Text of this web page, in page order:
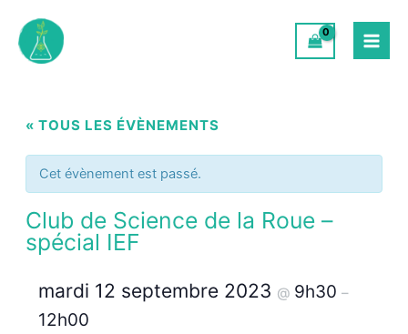
contenu
« TOUS LES ÉVÈNEMENTS
Cet évènement est passé.
Club de Science de la Roue –
spécial IEF
mardi 12 septembre 2023 @ 9h30–
12h00